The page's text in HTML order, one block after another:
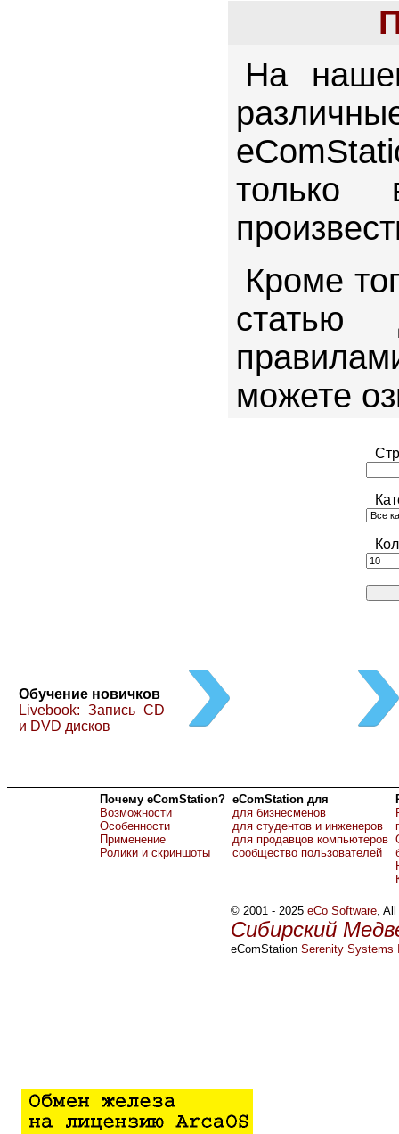
На
только
Кроме
можете
Обучение новичков
Livebook: Запись CD
и DVD дисков
Почему eComStation?
Возможности
Особенности
Применение
Ролики и скриншоты
eComStation для
для бизнесменов
для студентов и инженеров
для продавцов компьютеров
сообщество пользователей
© 2001 - 2025 eCo Software, All
Сибирский
eComStation Serenity Systems